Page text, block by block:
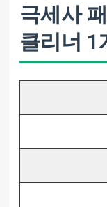
극세사
클리너 1